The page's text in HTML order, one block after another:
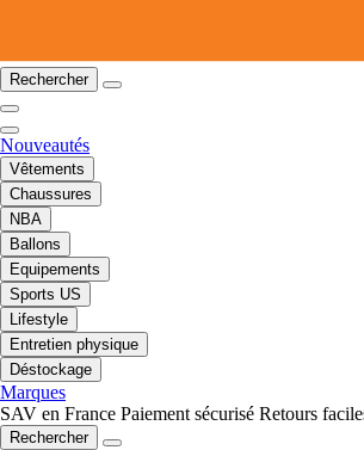
Rechercher
Nouveautés
Vêtements
Chaussures
NBA
Ballons
Equipements
Sports US
Lifestyle
Entretien physique
Déstockage
Marques
SAV en France Paiement sécurisé Retours
Rechercher